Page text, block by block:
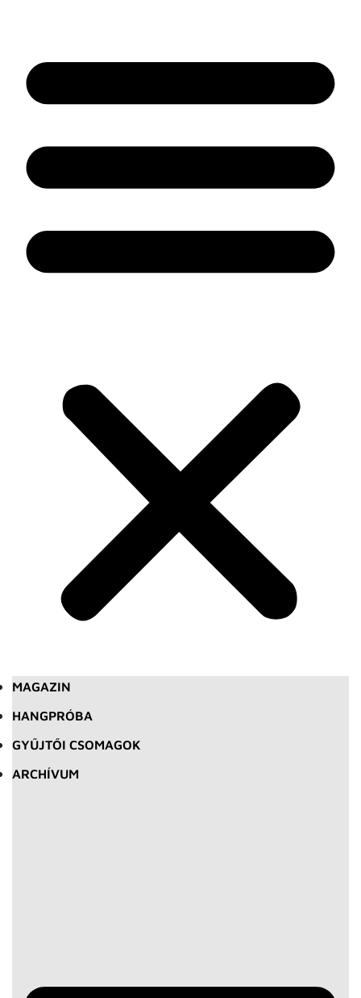
MAGAZIN
HANGPRÓBA
GYŰJTŐI CSOMAGOK
ARCHÍVUM